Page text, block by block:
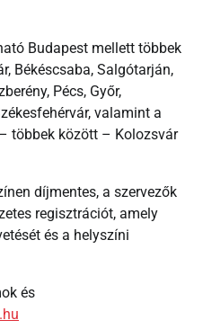
Budapest mellett többek
Békéscsaba, Salgótarján,
Pécs, Győr,
valamint a
többek között – Kolozsvár
díjmentes, a szervezők
regisztrációt, amely
és a helyszíni
és